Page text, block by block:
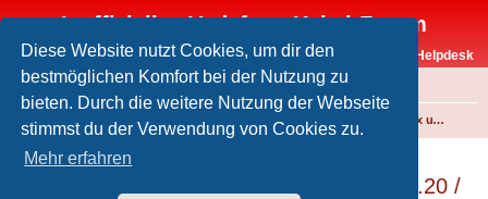
Diese Website nutzt Cookies, um dir den
bestmöglichen Komfort bei der Nutzung zu
bieten. Durch die weitere Nutzung der Webseite
stimmst du der Verwendung von Cookies zu.
Mehr erfahren
Inoffizielles Vodafone-Kabel-Forum
Vodafone-Kabel-Helpdesk
FAQ
Foren-Übersicht FRITZ!Box und weitere Produkte von FRITZ! (ehem. AVM)
Hilfe bei Loop-Problemen nach Update auf
FRITZ!OS 8.25 – Suche nach FRITZ!OS 8.20 /